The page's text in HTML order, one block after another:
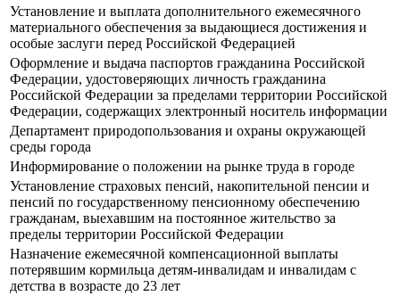
Установление и выплата дополнительного ежемесячного
материального обеспечения за выдающиеся достижения и
особые заслуги перед Российской Федерацией
Оформление и выдача паспортов гражданина Российской
Федерации, удостоверяющих личность гражданина
Российской Федерации за пределами территории Российской
Федерации, содержащих электронный носитель информации
Департамент природопользования и охраны окружающей
среды города
Информирование о положении на рынке труда в городе
Установление страховых пенсий, накопительной пенсии и
пенсий по государственному пенсионному обеспечению
гражданам, выехавшим на постоянное жительство за
пределы территории Российской Федерации
Назначение ежемесячной компенсационной выплаты
потерявшим кормильца детям-инвалидам и инвалидам с
детства в возрасте до 23 лет